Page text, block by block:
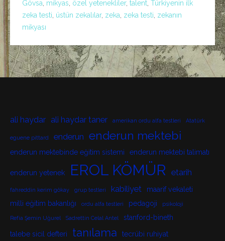
Gövsa mikyas özel yetenekliler, talent Türkiyenin ilk
zeka testi üstün zekalılar, zeka zeka testi zekanın
mikyası
ali haydar ali haydar taner amerikan ordu alfa testleri Atatürk
eguene pittard enderun enderun mektebi
enderun mektebinde eğitim sistemi enderun mektebi talimatı
enderun yetenek EROL KÖMÜR etarih
fahreddin kerim gökay grup testleri kabiliyet
maarif vekaleti
milli eğitim bakanlığı
ordu alfa testleri pedagoji psikoloji
Refia Şemin Uğurel Sadrettin Celal Antel stanford-bineth
talebe sicil defteri tanılama tecrübi ruhiyat